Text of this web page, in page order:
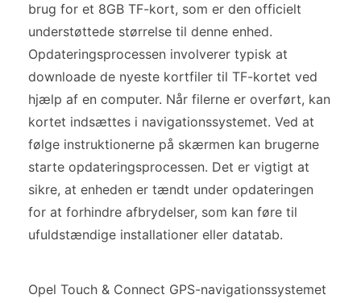
brug for et 8GB TF-kort, som er den officielt
understøttede størrelse til denne enhed.
Opdateringsprocessen involverer typisk at
downloade de nyeste kortfiler til TF-kortet ved
hjælp af en computer. Når filerne er overført, kan
kortet indsættes i navigationssystemet. Ved at
følge instruktionerne på skærmen kan brugerne
starte opdateringsprocessen. Det er vigtigt at
sikre, at enheden er tændt under opdateringen
for at forhindre afbrydelser, som kan føre til
ufuldstændige installationer eller datatab.
Opel Touch & Connect GPS-navigationssystemet